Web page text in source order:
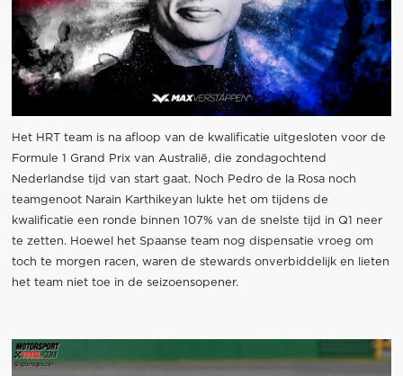
Het HRT team is na afloop van de kwalificatie uitgesloten voor de
Formule 1 Grand Prix van Australië, die zondagochtend
Nederlandse tijd van start gaat. Noch Pedro de la Rosa noch
teamgenoot Narain Karthikeyan lukte het om tijdens de
kwalificatie een ronde binnen 107% van de snelste tijd in Q1 neer
te zetten. Hoewel het Spaanse team nog dispensatie vroeg om
toch te morgen racen, waren de stewards onverbiddelijk en lieten
het team niet toe in de seizoensopener.